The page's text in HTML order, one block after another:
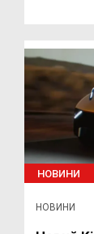
НОВИНИ
НОВИНИ